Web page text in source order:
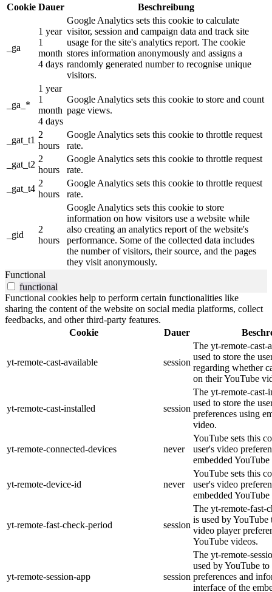
Cookie Dauer Beschreibung
_ga
1 year
1
month
4 days
Google Analytics sets this cookie to calculate
visitor, session and campaign data and track site
usage for the site's analytics report. The cookie
stores information anonymously and assigns a
randomly generated number to recognise unique
visitors.
_ga_*
1 year
1
month
4 days
Google Analytics sets this cookie to store and count
page views.
_gat_t1
2
hours
Google Analytics sets this cookie to throttle request
rate.
_gat_t2
2
hours
Google Analytics sets this cookie to throttle request
rate.
_gat_t4
2
hours
Google Analytics sets this cookie to throttle request
rate.
_gid
2
hours
Google Analytics sets this cookie to store
information on how visitors use a website while
also creating an analytics report of the website's
performance. Some of the collected data includes
the number of visitors, their source, and the pages
they visit anonymously.
Functional
functional
Functional cookies help to perform certain functionalities like
sharing the content of the website on social media platforms, collect
feedbacks, and other third-party features.
Cookie
Dauer
yt-remote-cast-available session
The yt-remote-cast-
used to store the
regarding whether
on their YouTube
yt-remote-cast-installed session
The yt-remote-cast-
used to store the
preferences using
video.
yt-remote-connected-devices never
YouTube sets this
user's video
embedded
yt-remote-device-id never
YouTube sets this
user's video
embedded
yt-remote-fast-check-period session
The yt-remote-fast-
is used by YouTube
video player
YouTube videos.
yt-remote-session-app session
The yt-remote-
used by YouTube to
preferences and
interface of the